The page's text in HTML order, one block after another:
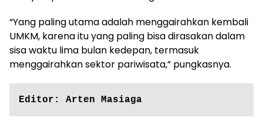
“Yang paling utama adalah menggairahkan kembali
UMKM, karena itu yang paling bisa dirasakan dalam
sisa waktu lima bulan kedepan, termasuk
menggairahkan sektor pariwisata,” pungkasnya.
Editor: Arten Masiaga